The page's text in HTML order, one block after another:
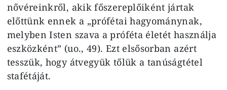
nővéreinkről, akik főszereplőiként jártak
előttünk ennek a „prófétai hagyománynak,
melyben Isten szava a próféta életét használja
eszközként” (uo., 49). Ezt elsősorban azért
tesszük, hogy átvegyük tőlük a tanúságtétel
stafétáját.